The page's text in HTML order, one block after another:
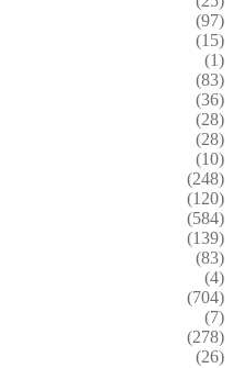
(97)
(15)
(1)
(83)
(36)
(28)
(28)
(10)
(248)
(120)
(584)
(139)
(83)
(4)
(704)
(7)
(278)
(26)